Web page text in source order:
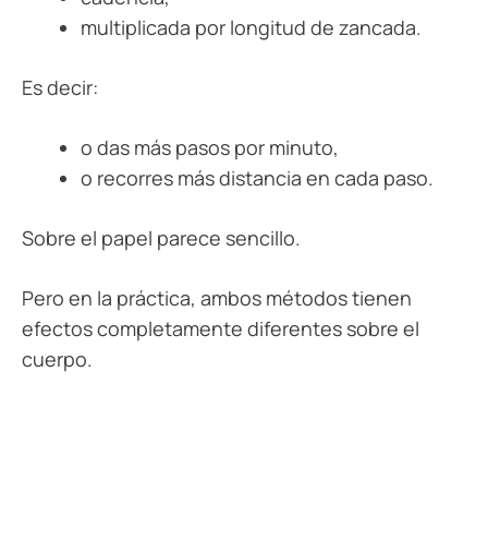
multiplicada por longitud de zancada.
Es decir:
o das más pasos por minuto,
o recorres más distancia en cada paso.
Sobre el papel parece sencillo.
Pero en la práctica, ambos métodos tienen
efectos completamente diferentes sobre el
cuerpo.